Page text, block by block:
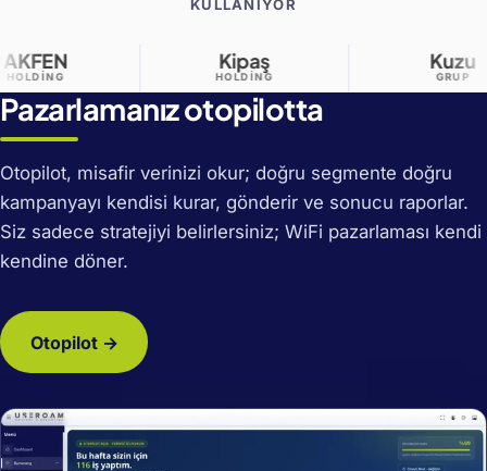
KULLANIYOR
Pazarlamanız otopilotta
Otopilot, misafir verinizi okur; doğru segmente doğru
kampanyayı kendisi kurar, gönderir ve sonucu raporlar.
Siz sadece stratejiyi belirlersiniz; WiFi pazarlaması kendi
kendine döner.
Otopilot →